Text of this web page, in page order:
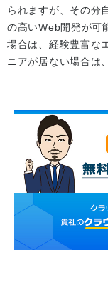
られますが、その分
の高いWeb開発が可
場合は、経験豊富な
ニアが居ない場合は